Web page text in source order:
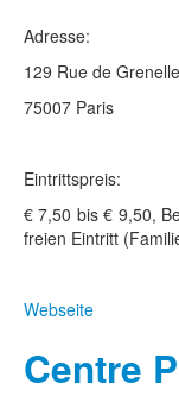
Adresse:
129 Rue de Grenelle
75007 Paris
Eintrittspreis:
€ 7,50 bis € 9,50,
freien Eintritt
Webseite
Centre